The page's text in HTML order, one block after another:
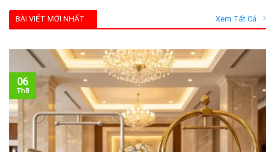
BÀI VIẾT MỚI NHẤT Xem Tất Cả
06
Th8